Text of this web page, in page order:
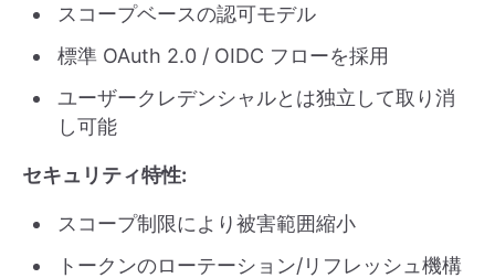
スコープベースの認可モデル
標準 OAuth 2.0 / OIDC フローを採用
ユーザークレデンシャルとは独立して取り消
し可能
セキュリティ特性:
スコープ制限により被害範囲縮小
トークンのローテーション/リフレッシュ機構